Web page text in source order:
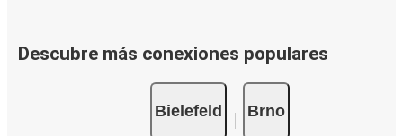
Descubre más conexiones populares
Bielefeld Brno